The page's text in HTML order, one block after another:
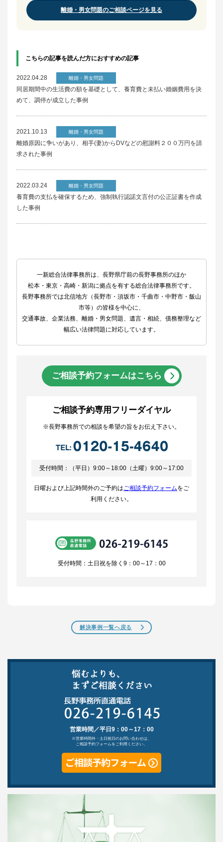
離婚・男女問題のご相談ページを見る
こちらの記事を読んだ方におすすめの記事
2022.04.28 離婚・男女問題
同居期間中の生活費の額を基礎として、養育費と未払い婚姻費用を決
めて、調停が成立した事例
2021.10.13 離婚・男女問題
離婚原因に争いがあり、相手(妻)からDVなどの慰謝料２００万円を請
求された事例
2022.03.24 離婚・男女問題
養育費の支払を確保するため、強制執行認諾文言付の公正証書を作成
した事例
一新総合法律事務所は、長野県庁前の長野事務所のほか
松本・東京・高崎・新潟に拠点を有する総合法律事務所です。
長野事務所では北信地方（長野市・須坂市・千曲市・中野市・飯山
市等）の皆様を中心に、
交通事故、企業法務、離婚・男女問題、遺言・相続、債務整理など
幅広い法律問題に対応しています。
ご相談予約フォームはこちら
ご相談予約専用フリーダイヤル
※長野事務所での相談を希望の旨をお伝え下さい。
受付時間：（平日）9:00～18:00（土曜）9:00～17:00
日曜および上記時間外のご予約はご相談予約フォームをご
利用ください。
受付時間：土日祝を除く9：00～17：00
解決事例一覧へ戻る
営業時間／平日9：00～17：00
※営業時間外・土日祝日のお問い合わせは、
ご相談予約フォームをご利用ください。